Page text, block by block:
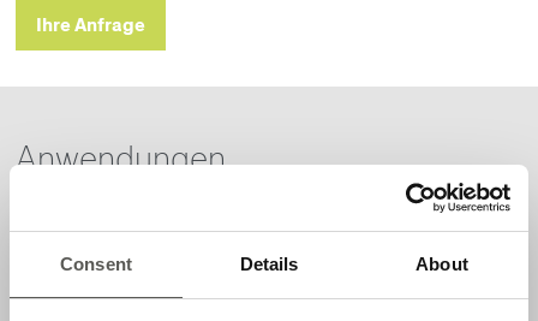
Consent Details About
Ihre Anfrage
Anwendungen
Merkmale